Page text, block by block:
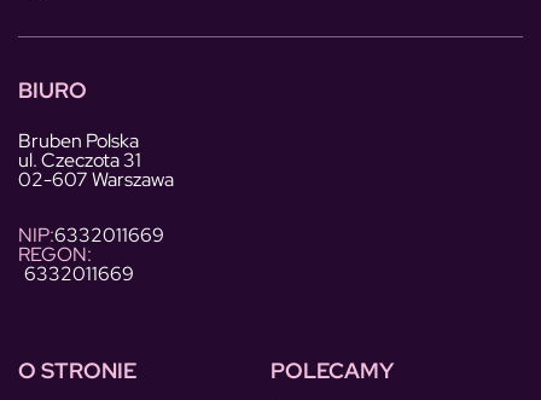
BIURO
Bruben Polska
ul. Czeczota 31
02-607 Warszawa
NIP:6332011669
REGON:
6332011669
O STRONIE POLECAMY